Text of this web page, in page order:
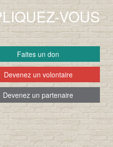
VOUS
Faites un don
Devenez un volontaire
Devenez un partenaire